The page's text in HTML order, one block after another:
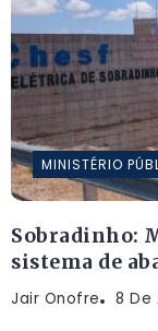
MINISTÉRIO
Sobradinho:
sistema de
Jair Onofre 8 De